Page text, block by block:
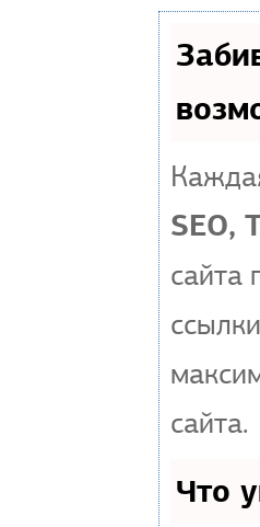
SEO,
сайта
сайта.
Что